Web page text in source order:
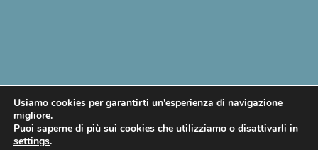
© Copyright 2019 -2026 | Design byGattafoni Design| Tutti i
Usiamo cookies per garantirti un'esperienza di navigazione
migliore.
Puoi saperne di più sui cookies che utilizziamo o disattivarli in
settings.